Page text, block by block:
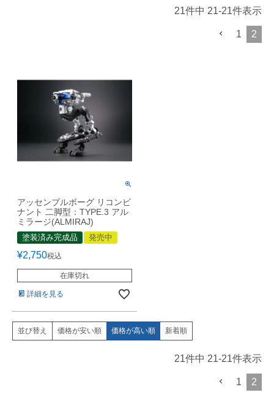
21件中 21-21件表示
1 2
アッセンブルボーグ リコンビ
ナント 二脚型：TYPE.3 アル
ミラージ(ALMIRAJ)
塗装済み完成品 発売中
¥2,750税込
在庫切れ
詳細を見る
並び替え 価格が安い順 価格が高い順 新着順
21件中 21-21件表示
1 2